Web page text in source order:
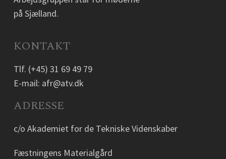
på Sjælland.
KONTAKT
Tlf. (+45) 31 69 49 79
E-mail: afr@atv.dk
ADRESSE
c/o Akademiet for de Tekniske Videnskaber
Fæstningens Materialgård